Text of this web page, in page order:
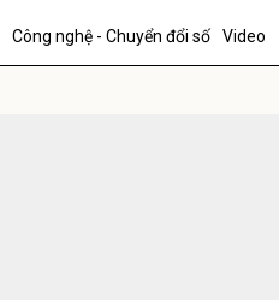
Công nghệ - Chuyển đổi số Video